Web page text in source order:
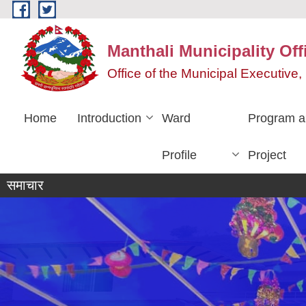
Skip to main content
Manthali Municipality
Office of the Municipal
Home Introduction Ward
Profile
Program
Project
समाचार